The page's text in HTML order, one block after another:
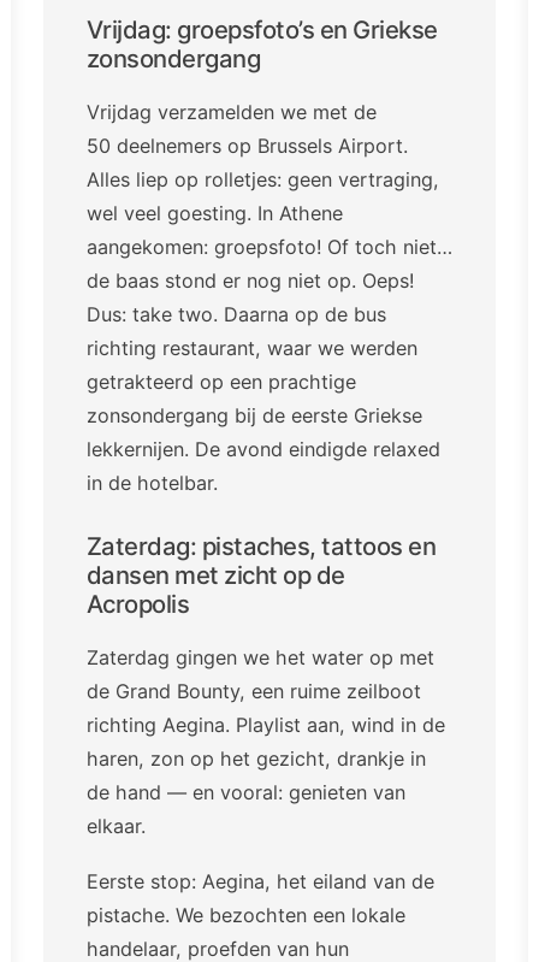
Vrijdag: groepsfoto’s en Griekse
zonsondergang
Vrijdag verzamelden we met de
50 deelnemers op Brussels Airport.
Alles liep op rolletjes: geen vertraging,
wel veel goesting. In Athene
aangekomen: groepsfoto! Of toch niet…
de baas stond er nog niet op. Oeps!
Dus: take two. Daarna op de bus
richting restaurant, waar we werden
getrakteerd op een prachtige
zonsondergang bij de eerste Griekse
lekkernijen. De avond eindigde relaxed
in de hotelbar.
Zaterdag: pistaches, tattoos en
dansen met zicht op de
Acropolis
Zaterdag gingen we het water op met
de Grand Bounty, een ruime zeilboot
richting Aegina. Playlist aan, wind in de
haren, zon op het gezicht, drankje in
de hand — en vooral: genieten van
elkaar.
Eerste stop: Aegina, het eiland van de
pistache. We bezochten een lokale
handelaar, proefden van hun